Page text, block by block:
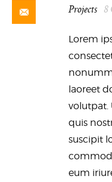
Projects 8
Lorem
laoreet
volutpat.
quis
suscipit
eum